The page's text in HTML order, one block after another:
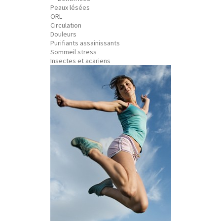
Peaux lésées
ORL
Circulation
Douleurs
Purifiants assainissants
Sommeil stress
Insectes et acariens